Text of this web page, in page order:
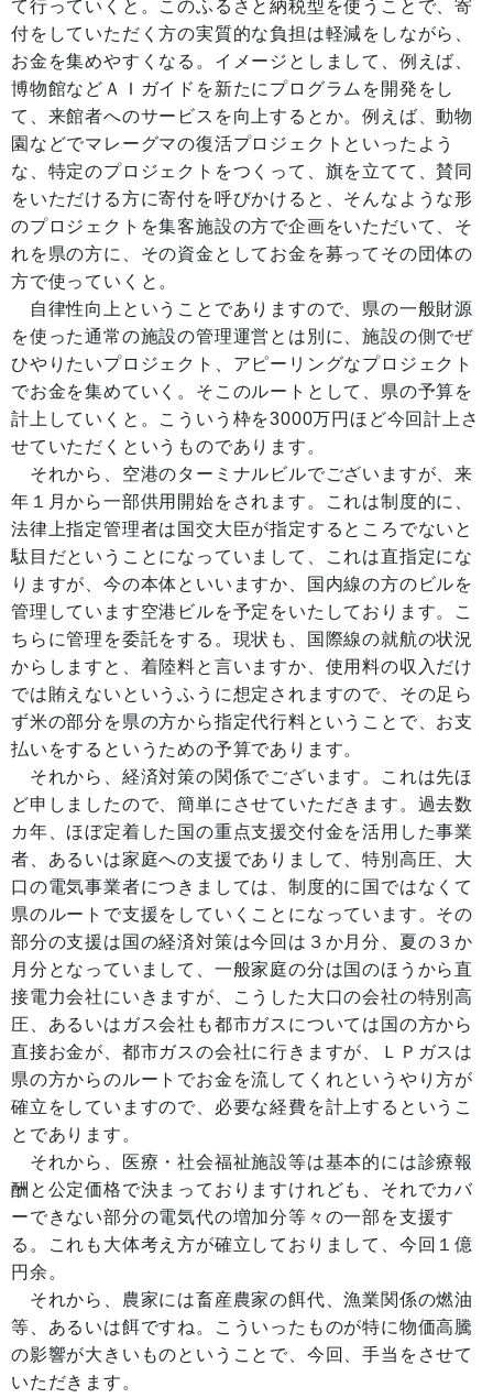
て行っていくと。このふるさと納税型を使うことで、寄
付をしていただく方の実質的な負担は軽減をしながら、
お金を集めやすくなる。イメージとしまして、例えば、
博物館などＡＩガイドを新たにプログラムを開発をし
て、来館者へのサービスを向上するとか。例えば、動物
園などでマレーグマの復活プロジェクトといったよう
な、特定のプロジェクトをつくって、旗を立てて、賛同
をいただける方に寄付を呼びかけると、そんなような形
のプロジェクトを集客施設の方で企画をいただいて、そ
れを県の方に、その資金としてお金を募ってその団体の
方で使っていくと。
自律性向上ということでありますので、県の一般財源
を使った通常の施設の管理運営とは別に、施設の側でぜ
ひやりたいプロジェクト、アピーリングなプロジェクト
でお金を集めていく。そこのルートとして、県の予算を
計上していくと。こういう枠を3000万円ほど今回計上さ
せていただくというものであります。
それから、空港のターミナルビルでございますが、来
年１月から一部供用開始をされます。これは制度的に、
法律上指定管理者は国交大臣が指定するところでないと
駄目だということになっていまして、これは直指定にな
りますが、今の本体といいますか、国内線の方のビルを
管理しています空港ビルを予定をいたしております。こ
ちらに管理を委託をする。現状も、国際線の就航の状況
からしますと、着陸料と言いますか、使用料の収入だけ
では賄えないというふうに想定されますので、その足ら
ず米の部分を県の方から指定代行料ということで、お支
払いをするというための予算であります。
それから、経済対策の関係でございます。これは先ほ
ど申しましたので、簡単にさせていただきます。過去数
カ年、ほぼ定着した国の重点支援交付金を活用した事業
者、あるいは家庭への支援でありまして、特別高圧、大
口の電気事業者につきましては、制度的に国ではなくて
県のルートで支援をしていくことになっています。その
部分の支援は国の経済対策は今回は３か月分、夏の３か
月分となっていまして、一般家庭の分は国のほうから直
接電力会社にいきますが、こうした大口の会社の特別高
圧、あるいはガス会社も都市ガスについては国の方から
直接お金が、都市ガスの会社に行きますが、ＬＰガスは
県の方からのルートでお金を流してくれというやり方が
確立をしていますので、必要な経費を計上するというこ
とであります。
それから、医療・社会福祉施設等は基本的には診療報
酬と公定価格で決まっておりますけれども、それでカバ
ーできない部分の電気代の増加分等々の一部を支援す
る。これも大体考え方が確立しておりまして、今回１億
円余。
それから、農家には畜産農家の餌代、漁業関係の燃油
等、あるいは餌ですね。こういったものが特に物価高騰
の影響が大きいものということで、今回、手当をさせて
いただきます。